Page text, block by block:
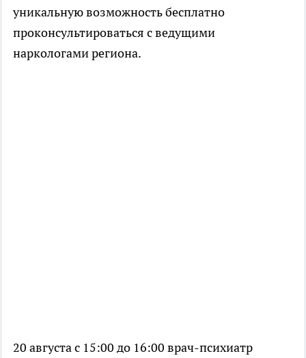
уникальную возможность бесплатно
проконсультироваться с ведущими
наркологами региона.
20 августа с 15:00 до 16:00 врач-психиатр